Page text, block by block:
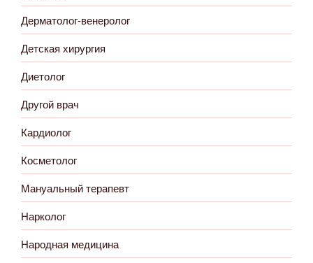
Дерматолог-венеролог
Детская хирургия
Диетолог
Другой врач
Кардиолог
Косметолог
Мануальный терапевт
Нарколог
Народная медицина